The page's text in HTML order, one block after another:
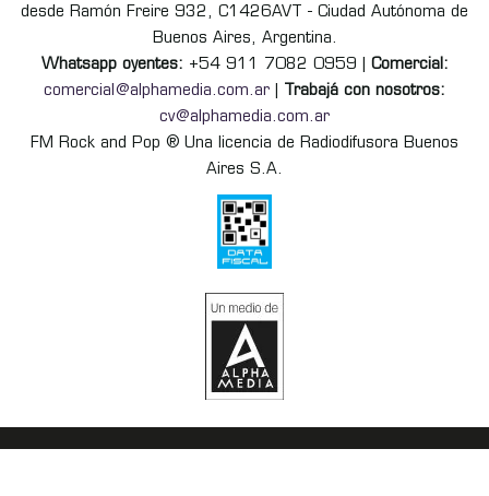
desde Ramón Freire 932, C1426AVT - Ciudad Autónoma de
Buenos Aires, Argentina.
Whatsapp oyentes: +54 911 7082 0959 | Comercial:
comercial@alphamedia.com.ar
Trabajá con nosotros:
cv@alphamedia.com.ar
FM Rock and Pop ® Una licencia de Radiodifusora Buenos
Aires S.A.